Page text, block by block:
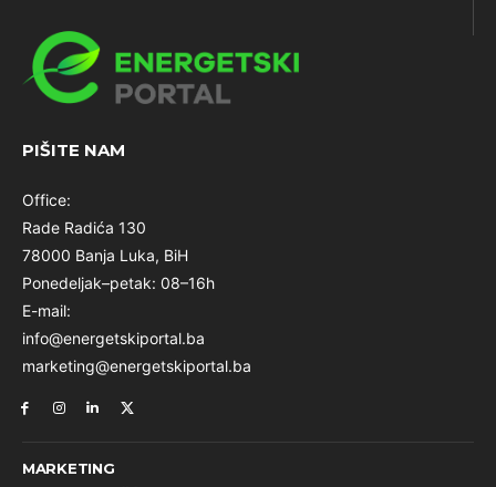
PIŠITE NAM
Office:
Rade Radića 130
78000 Banja Luka, BiH
Ponedeljak–petak: 08–16h
E-mail:
info@energetskiportal.ba
marketing@energetskiportal.ba
MARKETING